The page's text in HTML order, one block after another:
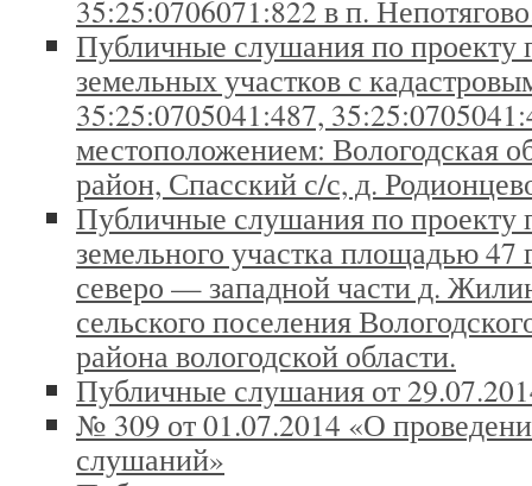
35:25:0706071:822 в п.
Публичные слушания по проекту
земельных участков с
35:25:0705041:487,
местоположением: Вологодская
район, Спасский с/с, д.
Публичные слушания по проекту
земельного участка площадью 47
северо — западной части д.
сельского поселения
района вологодской области.
Публичные слушания от
№ 309 от 01.07.2014 «О
слушаний»